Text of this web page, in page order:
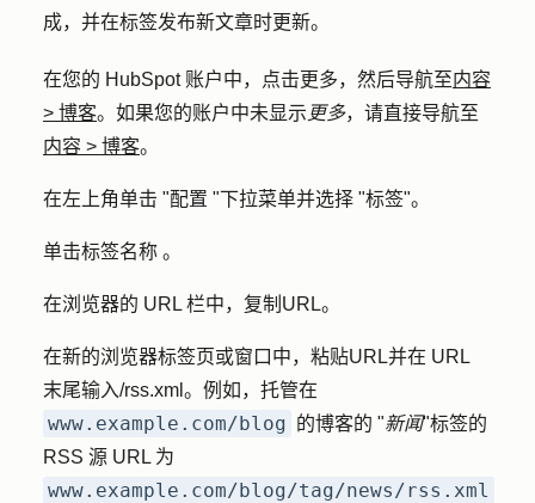
成，并在标签发布新文章时更新。
在您的 HubSpot 账户中，点击更多，然后导航至内容
> 博客。如果您的账户中未显示 更多，请直接导航至
内容 > 博客。
在左上角单击 "配置 "下拉菜单并选择 "标签"。
单击标签名称 。
在浏览器的 URL 栏中，复制 URL。
在新的浏览器标签页或窗口中，粘贴URL并在 URL
末尾输入/rss.xml 。例如，托管在
www.example.com/blog 的博客的 "新闻"标签的
RSS 源 URL 为
www.example.com/blog/tag/news/rss.xml